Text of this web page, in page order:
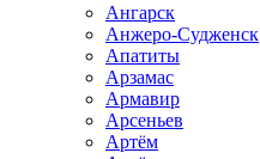
Ангарск
Анжеро-Судженск
Апатиты
Арзамас
Армавир
Арсеньев
Артём